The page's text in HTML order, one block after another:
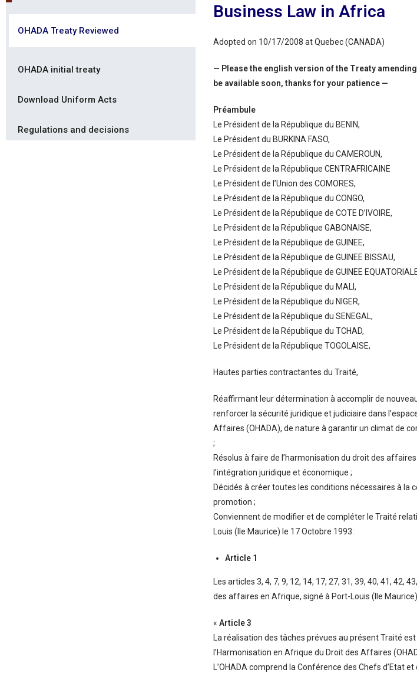
OHADA Treaty Reviewed
OHADA initial treaty
Download Uniform Acts
Regulations and decisions
Business Law in Africa
Adopted on 10/17/2008 at Quebec (CANADA)
— Please the english version of the Treaty
be available soon, thanks for your patience —
Préambule
Le Président de la République du BENIN,
Le Président du BURKINA FASO,
Le Président de la République du CAMEROUN,
Le Président de la République CENTRAFRICAINE
Le Président de l’Union des COMORES,
Le Président de la République du CONGO,
Le Président de la République de COTE D’IVOIRE,
Le Président de la République GABONAISE,
Le Président de la République de GUINEE,
Le Président de la République de GUINEE BISSAU,
Le Président de la République de GUINEE
Le Président de la République du MALI,
Le Président de la République du NIGER,
Le Président de la République du SENEGAL,
Le Président de la République du TCHAD,
Le Président de la République TOGOLAISE,
Hautes parties contractantes du Traité,
Réaffirmant leur détermination à accomplir de
renforcer la sécurité juridique et judiciaire dans
Affaires (OHADA), de nature à garantir un climat de
;
Résolus à faire de l’harmonisation du droit des
l’intégration juridique et économique ;
Décidés à créer toutes les conditions nécessaires à la
promotion ;
Conviennent de modifier et de compléter le Traité
Louis (Ile Maurice) le 17 Octobre 1993 :
Article 1
Les articles 3, 4, 7, 9, 12, 14, 17, 27, 31, 39, 40, 41, 42,
des affaires en Afrique, signé à Port-Louis (Ile
« Article 3
La réalisation des tâches prévues au présent Traité
l’Harmonisation en Afrique du Droit des Affaires
L’OHADA comprend la Conférence des Chefs d’Etat